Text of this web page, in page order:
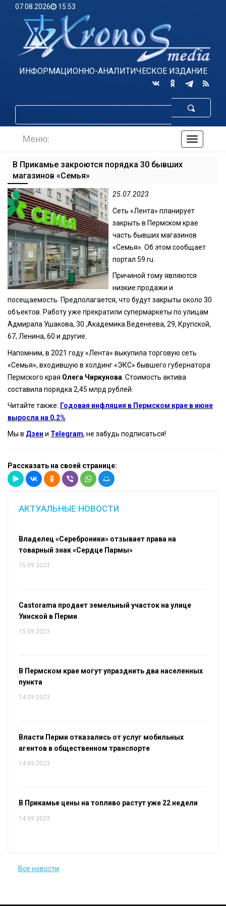
07.08.2026 15:53
ИНФОРМАЦИОННО-АНАЛИТИЧЕСКОЕ ИЗДАНИЕ
по
Меню:
В Прикамье закроются порядка 30 бывших
магазинов «Семья»
25.07.2023
Сеть «Лента» планирует
закрыть в Пермском крае
часть бывших магазинов
«Семья». Об этом сообщает
портал 59.ru.
Причиной тому являются
низкие продажи и
посещаемость. Предполагается, что будут закрыты около 30
объектов. Работу уже прекратили супермаркеты по улицам
Адмирала Ушакова, 30 ,Академика Веденеева, 29, Крупской,
67, Ленина, 60 и другие.
Напомним, в 2021 году «Лента» выкупила торговую сеть
«Семья», входившую в холдинг «ЭКС» бывшего губернатора
Пермского края Олега Чиркунова . Стоимость актива
составила порядка 2,45 млрд рублей.
Читайте также: Годовая инфляция в Пермском крае в июне
выросла на 0,2%
Мы в Дзен и Telegram, не забудь подписаться!
Рассказать на своей странице:
АКТУАЛЬНЫЕ НОВОСТИ
Владелец «Сереброники» отзывает права на
товарный знак «Сердце Пармы»
15.09.2023
Castorama продает земельный участок на улице
Уинской в Перми
15.09.2023
В Пермском крае могут упразднить два населенных
пункта
14.09.2023
Власти Перми отказались от услуг мобильных
агентов в общественном транспорте
14.09.2023
В Прикамье цены на топливо растут уже 22 недели
14.09.2023
Все новости